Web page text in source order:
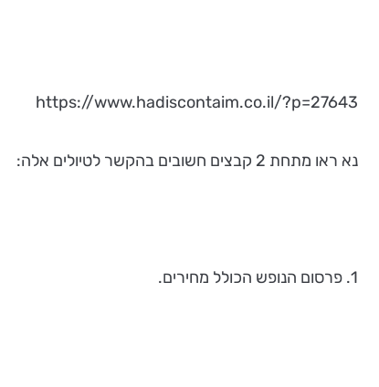
https://www.hadiscontaim.co.il/?p=27643
נא ראו מתחת 2 קבצים חשובים בהקשר לטיולים אלה:
1. פרסום הנופש הכולל מחירים.